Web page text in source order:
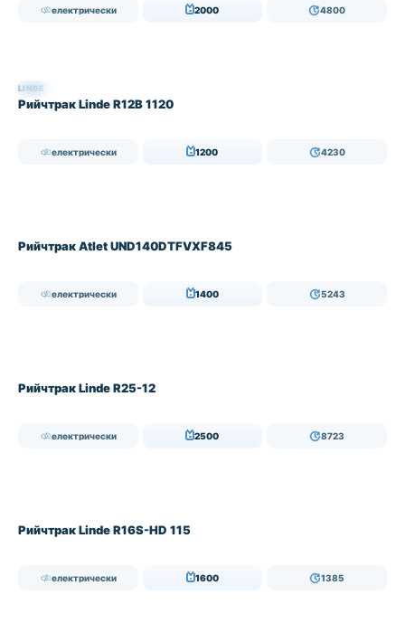
електрически 2000 4800
НАЛИЧЕН
LINDE
Рийчтрак Linde R12B 1120
електрически 1200 4230
Рийчтрак Atlet UND140DTFVXF845
електрически 1400 5243
Рийчтрак Linde R25-12
електрически 2500 8723
Рийчтрак Linde R16S-HD 115
електрически 1600 1385